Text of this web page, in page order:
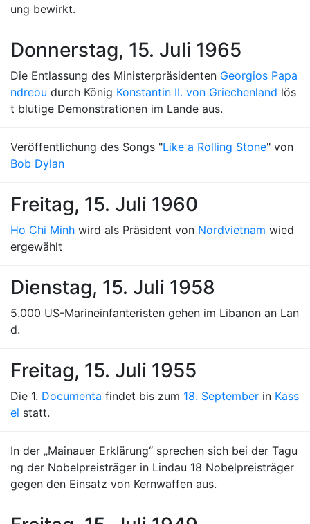
ung bewirkt.
Donnerstag, 15. Juli 1965
Die Entlassung des Ministerpräsidenten Georgios Papa
ndreou durch König Konstantin II. von Griechenland lös
t blutige Demonstrationen im Lande aus.
Veröffentlichung des Songs "Like a Rolling Stone" von
Bob Dylan
Freitag, 15. Juli 1960
Ho Chi Minh wird als Präsident von Nordvietnam wied
ergewählt
Dienstag, 15. Juli 1958
5.000 US-Marineinfanteristen gehen im Libanon an Lan
d.
Freitag, 15. Juli 1955
Die 1. Documenta findet bis zum 18. September in Kass
el statt.
In der „Mainauer Erklärung“ sprechen sich bei der Tagu
ng der Nobelpreisträger in Lindau 18 Nobelpreisträger
gegen den Einsatz von Kernwaffen aus.